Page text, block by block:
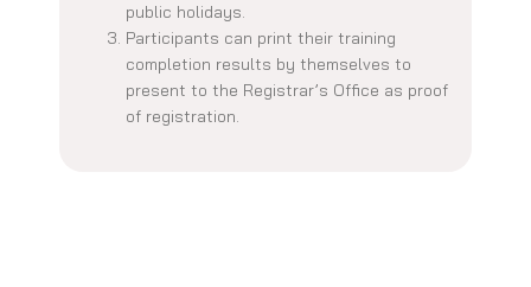
public holidays.
Participants can print their training
completion results by themselves to
present to the Registrar’s Office as proof
of registration.